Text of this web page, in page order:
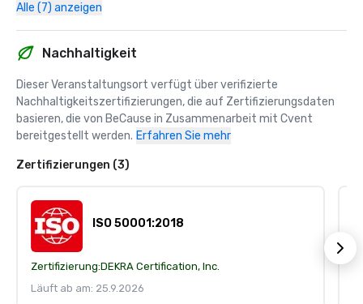
Alle (7) anzeigen
Nachhaltigkeit
Dieser Veranstaltungsort verfügt über verifizierte
Nachhaltigkeitszertifizierungen, die auf Zertifizierungsdaten
basieren, die von BeCause in Zusammenarbeit mit Cvent
bereitgestellt werden. Erfahren Sie mehr
Zertifizierungen (3)
ISO 50001:2018
Zertifizierung:DEKRA Certification, Inc.
Läuft ab am: 25.9.2026